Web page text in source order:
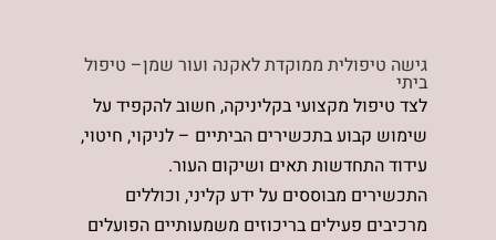
גישה טיפולית ממוקדת לאקנה ועור שמן– טיפול
ביתי
לצד טיפול מקצועי בקליניקה, חשוב להקפיד על
שימוש קבוע בתכשירים הביתיים – לניקוי, חיטוי,
עידוד התחדשות תאים ושיקום העור.
התכשירים מבוססים על ידע קליני, וכוללים
מרכיבים פעילים בריכוזים משמעותיים הפועלים